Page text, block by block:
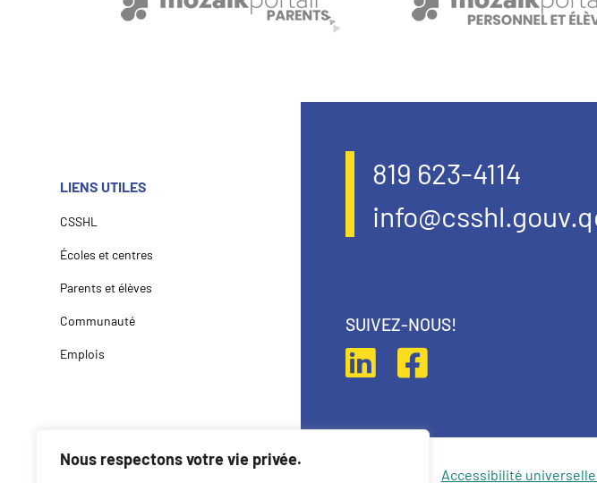
Nous respectons votre vie privée.
LIENS UTILES
CSSHL
Écoles et centres
Parents et élèves
Communauté
Emplois
819 623-4114
SUIVEZ-NOUS!
Accessibilité universelle